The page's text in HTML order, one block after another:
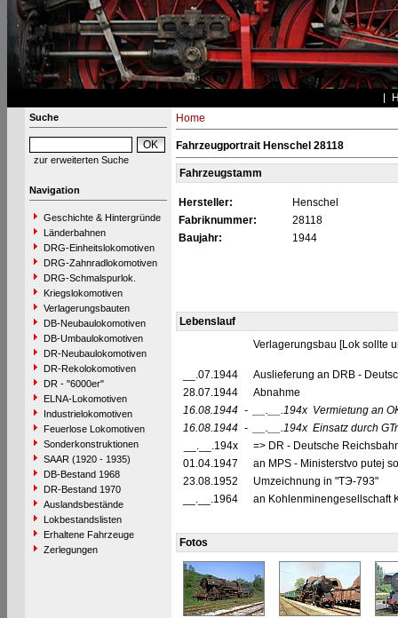
Suche
zur erweiterten Suche
Navigation
Geschichte & Hintergründe
Länderbahnen
DRG-Einheitslokomotiven
DRG-Zahnradlokomotiven
DRG-Schmalspurlok.
Kriegslokomotiven
Verlagerungsbauten
DB-Neubaulokomotiven
DB-Umbaulokomotiven
DR-Neubaulokomotiven
DR-Rekolokomotiven
DR - "6000er"
ELNA-Lokomotiven
Industrielokomotiven
Feuerlose Lokomotiven
Sonderkonstruktionen
SAAR (1920 - 1935)
DB-Bestand 1968
DR-Bestand 1970
Auslandsbestände
Lokbestandslisten
Erhaltene Fahrzeuge
Zerlegungen
Home
Fahrzeugportrait Henschel 28118
Fahrzeugstamm
Hersteller:
Henschel
Fabriknummer:
28118
Baujahr:
1944
Lebenslauf
Verlagerungsbau [Lok sollte
__.07.1944
Auslieferung an DRB -
28.07.1944
Abnahme
16.08.1944 - __.__.194x Vermietung an
16.08.1944 - __.__.194x Einsatz durch
__.__.194x
=> DR - Deutsche
01.04.1947
an MPS - Ministerstvo putej
23.08.1952
Umzeichnung in "TЭ-793"
__.__.1964
an Kohlenminengesellschaft
Fotos